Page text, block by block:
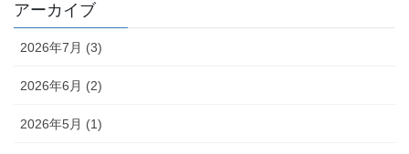
アーカイブ
2026年7月 (3)
2026年6月 (2)
2026年5月 (1)